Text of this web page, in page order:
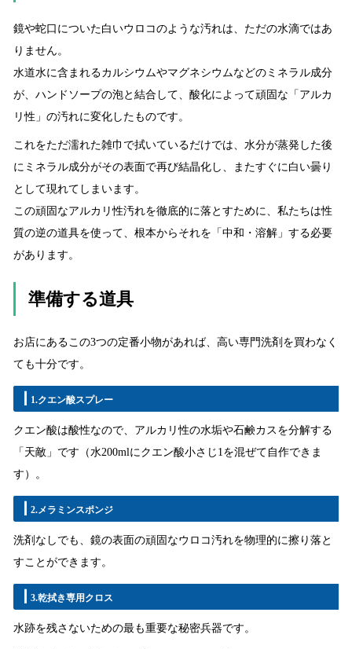
鏡や蛇口についた白いウロコのような汚れは、ただの水滴ではあ
りません。
水道水に含まれるカルシウムやマグネシウムなどのミネラル成分
が、ハンドソープの泡と結合して、酸化によって頑固な「アルカ
リ性」の汚れに変化したものです。
これをただ濡れた雑巾で拭いているだけでは、水分が蒸発した後
にミネラル成分がその表面で再び結晶化し、またすぐに白い曇り
として現れてしまいます。
この頑固なアルカリ性汚れを徹底的に落とすために、私たちは性
質の逆の道具を使って、根本からそれを「中和・溶解」する必要
があります。
準備する道具
お店にあるこの3つの定番小物があれば、高い専門洗剤を買わなく
ても十分です。
1.クエン酸スプレー
クエン酸は酸性なので、アルカリ性の水垢や石鹸カスを分解する
「天敵」です（水200mlにクエン酸小さじ1を混ぜて自作できま
す）。
2.メラミンスポンジ
洗剤なしでも、鏡の表面の頑固なウロコ汚れを物理的に擦り落と
すことができます。
3.乾拭き専用クロス
水跡を残さないための最も重要な秘密兵器です。